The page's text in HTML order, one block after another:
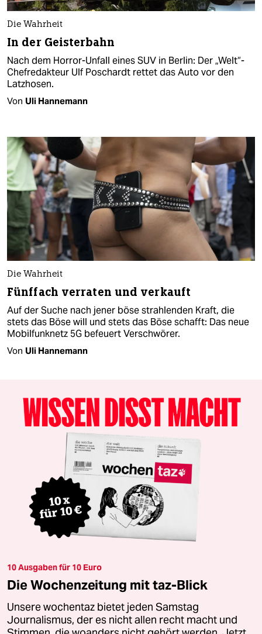
Die Wahrheit
In der Geisterbahn
Nach dem Horror-Unfall eines SUV in Berlin: Der „Welt“-
Chefredakteur Ulf Poschardt rettet das Auto vor den
Latzhosen.
Von Uli Hannemann
Die Wahrheit
Fünffach verraten und verkauft
Auf der Suche nach jener böse strahlenden Kraft, die
stets das Böse will und stets das Böse schafft: Das neue
Mobilfunknetz 5G befeuert Verschwörer.
Von Uli Hannemann
10 Ausgaben für 10 Euro
Die Wochenzeitung mit taz-Blick
Unsere wochentaz bietet jeden Samstag
Journalismus, der es nicht allen recht macht und